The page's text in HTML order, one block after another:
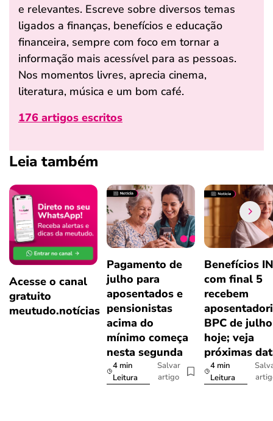
e relevantes. Escreve sobre diversos temas
ligados a finanças, benefícios e educação
financeira, sempre com foco em tornar a
informação mais acessível para as pessoas.
Nos momentos livres, aprecia cinema,
literatura, música e um bom café.
176 artigos escritos
Leia também
Acesse o canal
gratuito
meutudo.notícias
Pagamento de
julho para
aposentados e
pensionistas
acima do
mínimo começa
nesta segunda
4 min
Leitura
Salvar
artigo
Benefícios
com final 5
recebem
BPC de julho
hoje; veja
próximas
4 min
Leitura